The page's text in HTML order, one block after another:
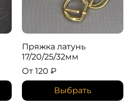
Пряжка латунь
17/20/25/32мм
От 120 ₽
Выбрать